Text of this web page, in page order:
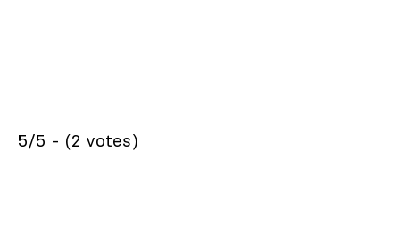
5/5 - (2 votes)